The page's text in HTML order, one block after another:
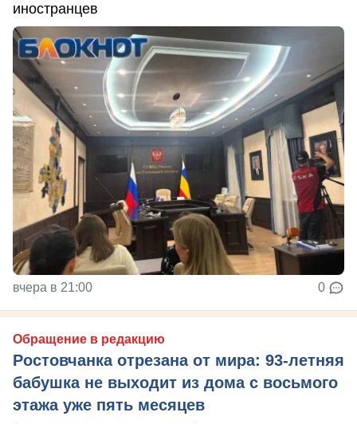
иностранцев
вчера в 21:00 0
Обращение в редакцию
Ростовчанка отрезана от мира: 93-летняя
бабушка не выходит из дома с восьмого
этажа уже пять месяцев